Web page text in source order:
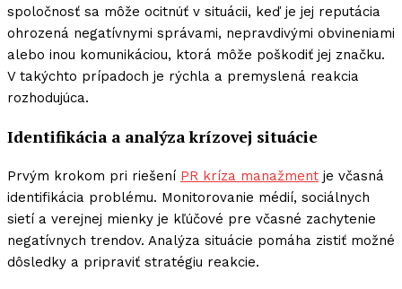
spoločnosť sa môže ocitnúť v situácii, keď je jej reputácia
ohrozená negatívnymi správami, nepravdivými obvineniami
alebo inou komunikáciou, ktorá môže poškodiť jej značku.
V takýchto prípadoch je rýchla a premyslená reakcia
rozhodujúca.
Identifikácia a analýza krízovej situácie
Prvým krokom pri riešení PR kríza manažment je včasná
identifikácia problému. Monitorovanie médií, sociálnych
sietí a verejnej mienky je kľúčové pre včasné zachytenie
negatívnych trendov. Analýza situácie pomáha zistiť možné
dôsledky a pripraviť stratégiu reakcie.